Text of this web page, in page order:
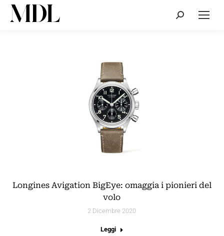
Cerca:
Longines Avigation BigEye: omaggia i pionieri del
volo
2 Dicembre 2020
Leggi